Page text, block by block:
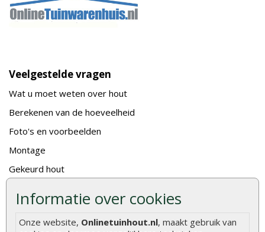
Informatie over cookies
Onze website, Onlinetuinhout.nl, maakt gebruik van
Veelgestelde vragen
Wat u moet weten over hout
Berekenen van de hoeveelheid
Foto's en voorbeelden
Montage
Gekeurd hout
Hoe zelf een houten overkapping maken
Hoe zelf een vlonder leggen